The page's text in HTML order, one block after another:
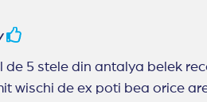
de 5 stele din antalya belek
wischi de ex poti bea orice